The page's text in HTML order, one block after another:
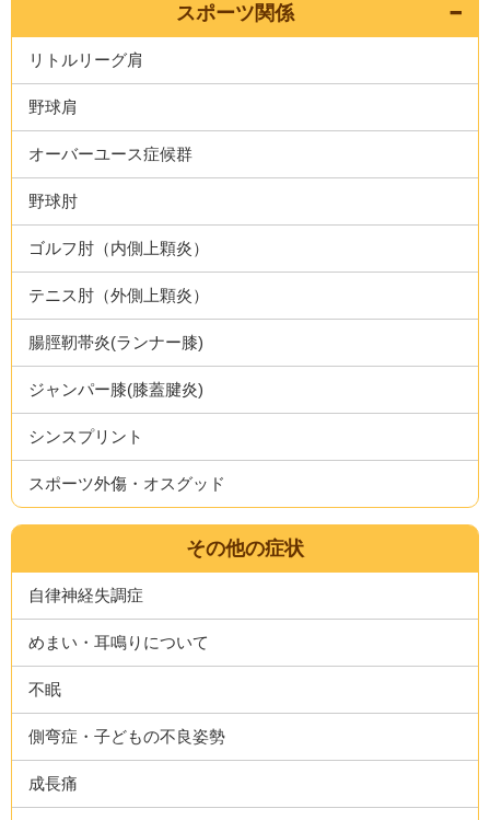
スポーツ関係
リトルリーグ肩
野球肩
オーバーユース症候群
野球肘
ゴルフ肘（内側上顆炎）
テニス肘（外側上顆炎）
腸脛靭帯炎(ランナー膝)
ジャンパー膝(膝蓋腱炎)
シンスプリント
スポーツ外傷・オスグッド
その他の症状
自律神経失調症
めまい・耳鳴りについて
不眠
側弯症・子どもの不良姿勢
成長痛